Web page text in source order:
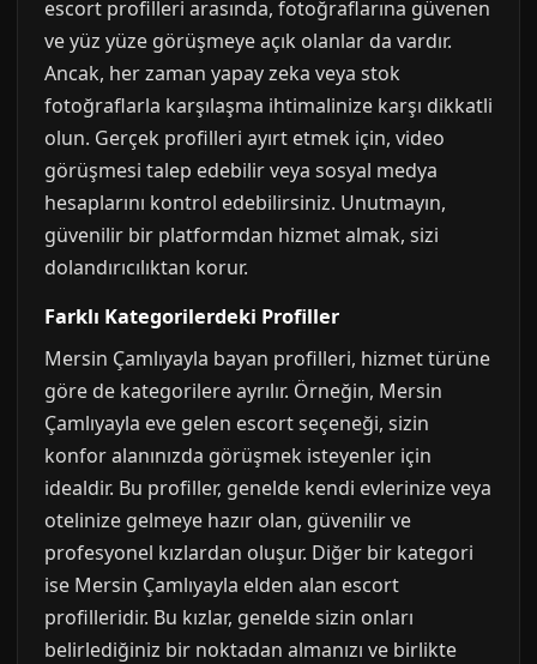
escort profilleri arasında, fotoğraflarına güvenen
ve yüz yüze görüşmeye açık olanlar da vardır.
Ancak, her zaman yapay zeka veya stok
fotoğraflarla karşılaşma ihtimalinize karşı dikkatli
olun. Gerçek profilleri ayırt etmek için, video
görüşmesi talep edebilir veya sosyal medya
hesaplarını kontrol edebilirsiniz. Unutmayın,
güvenilir bir platformdan hizmet almak, sizi
dolandırıcılıktan korur.
Farklı Kategorilerdeki Profiller
Mersin Çamlıyayla bayan profilleri, hizmet türüne
göre de kategorilere ayrılır. Örneğin, Mersin
Çamlıyayla eve gelen escort seçeneği, sizin
konfor alanınızda görüşmek isteyenler için
idealdir. Bu profiller, genelde kendi evlerinize veya
otelinize gelmeye hazır olan, güvenilir ve
profesyonel kızlardan oluşur. Diğer bir kategori
ise Mersin Çamlıyayla elden alan escort
profilleridir. Bu kızlar, genelde sizin onları
belirlediğiniz bir noktadan almanızı ve birlikte